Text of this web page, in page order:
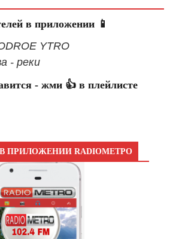
в приложении 📱
YTRO
- реки
- жми 👍 в плейлисте
ПРИЛОЖЕНИИ RADIOМЕТРО